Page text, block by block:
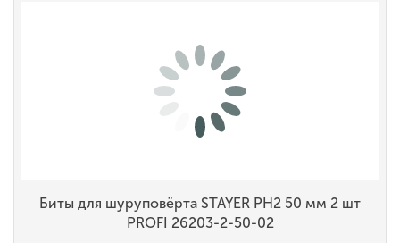
Биты для шуруповёрта STAYER PH2 50 мм 2 шт
PROFI 26203-2-50-02